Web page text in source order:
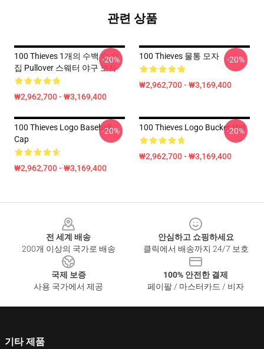
관련 상품
100 Thieves 1개의 수백 수 수
집 Pullover 스웨터 야구 모자
₩2,962,700 - ₩3,169,400
-20% 100 Thieves 물통 모자
₩2,962,700 - ₩3,169,400
-20%
100 Thieves Logo Baseball
Cap
₩2,962,700 - ₩3,169,400
-20% 100 Thieves Logo Bucket Hat
₩2,962,700 - ₩3,169,400
-20%
전 세계 배송
200개 이상의 국가로 배송
안심하고 쇼핑하세요
클릭에서 배송까지 24/7 보호
국제 보증
사용 국가에서 제공
100% 안전한 결제
페이팔 / 마스터카드 / 비자
기타 제품